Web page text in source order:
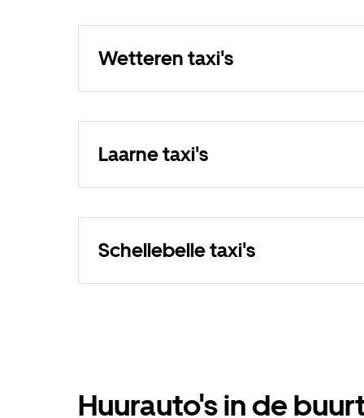
Wetteren taxi's
Laarne taxi's
Schellebelle taxi's
Huurauto's in de